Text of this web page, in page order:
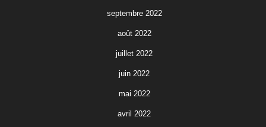
septembre 2022
août 2022
juillet 2022
juin 2022
mai 2022
avril 2022